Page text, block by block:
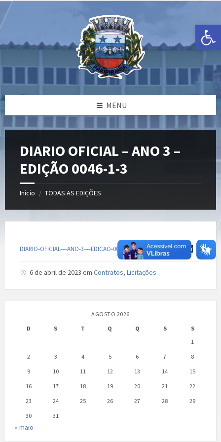
Open toolbar
Ir
para
o
conteúdo
Pular
para
a
barra
lateral
esquerda
Pular
para
o
rodapé
MENU
DIARIO OFICIAL – ANO 3 –
EDIÇÃO 0046-1-3
Inicio / TODAS AS EDIÇÕES
DIARIO-OFICIAL-–-ANO-3-–-EDICAO-0046-1-3-PARIPIRANGA Baixar
6 de abril de 2023 em Contratos, Licitações
AGOSTO 2026
D
S T Q Q S
S
1
2
3 4 5 6 7
8
9
10 11 12 13 14
15
16
17 18 19 20 21
22
23
24 25 26 27 28
29
30
31
« maio